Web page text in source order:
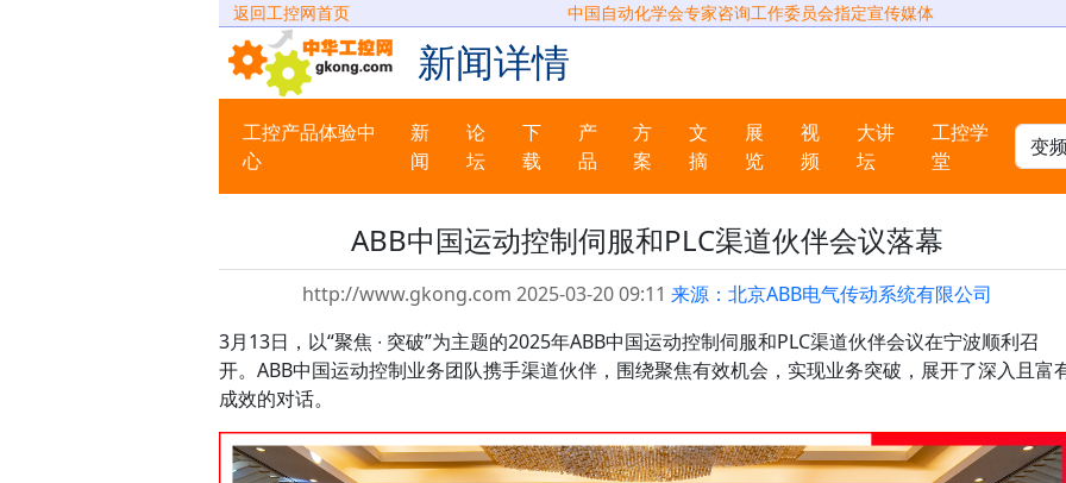
返回工控网首页 中国自动化学会专家咨询工作委员会指定宣传媒体
新闻详情
工控产品体验中
心
新
闻
论
坛
下
载
产
品
方
案
文
摘
展
览
视
频
大讲
坛
工控学
堂
ABB中国运动控制伺服和PLC渠道伙伴会议落幕
http://www.gkong.com 2025-03-20 09:11 来源：北京ABB电气传动系统有限公司
3月13日，以“聚焦 ∙ 突破”为主题的2025年ABB中国运动控制伺服和PLC渠道伙伴会议在宁波顺利召
开。ABB中国运动控制业务团队携手渠道伙伴，围绕聚焦有效机会，实现业务突破，展开了深入且富
成效的对话。